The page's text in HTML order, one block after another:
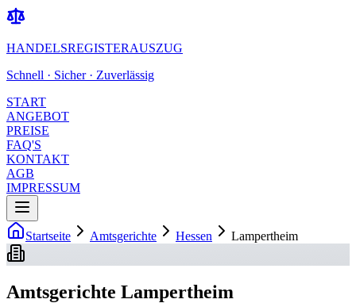
HANDELSREGISTERAUSZUG
Schnell · Sicher · Zuverlässig
START
ANGEBOT
PREISE
FAQ'S
KONTAKT
AGB
IMPRESSUM
Startseite Amtsgerichte Hessen Lampertheim
Amtsgerichte Lampertheim